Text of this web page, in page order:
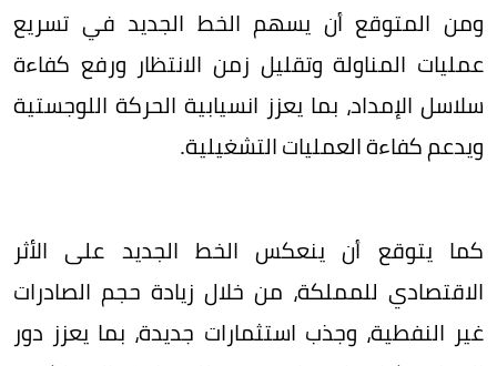
ومن المتوقع أن يسهم الخط الجديد في تسريع
عمليات المناولة وتقليل زمن الانتظار ورفع كفاءة
سلاسل الإمداد، بما يعزز انسيابية الحركة اللوجستية
ويدعم كفاءة العمليات التشغيلية.
كما يتوقع أن ينعكس الخط الجديد على الأثر
الاقتصادي للمملكة، من خلال زيادة حجم الصادرات
غير النفطية، وجذب استثمارات جديدة، بما يعزز دور